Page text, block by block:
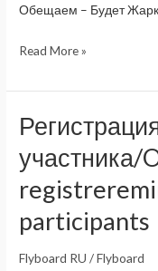
Обещаем – Будет
Баня
FLYBOARD
WEEKEND
BALTIC
2018
Read More »
участника/
participants
Flyboard RU /Flyboard